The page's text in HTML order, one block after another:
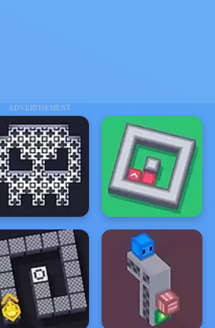
ADVERTISEMENT